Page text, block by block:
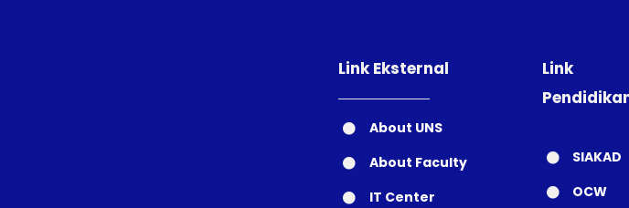
Link Eksternal
About UNS
About Faculty
IT Center
Link
SIAKAD
OCW